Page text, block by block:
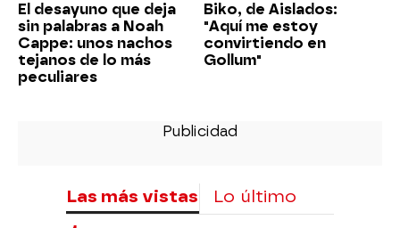
El desayuno que deja
sin palabras a Noah
Cappe: unos nachos
tejanos de lo más
peculiares
Biko, de Aislados:
"Aquí me estoy
convirtiendo en
Gollum"
Las más vistas Lo último